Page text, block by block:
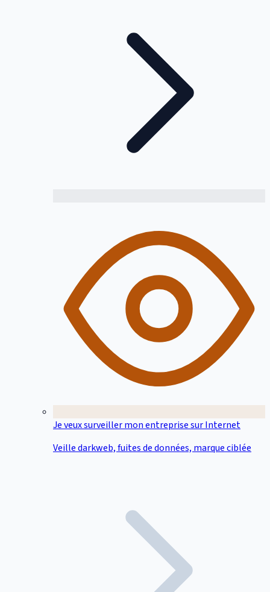
Je veux surveiller mon entreprise sur Internet
Veille darkweb, fuites de données, marque ciblée